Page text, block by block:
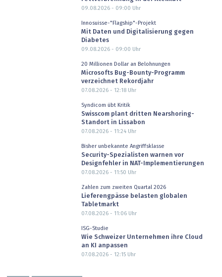
09.08.2026 - 09:00 Uhr
Innosuisse-"Flagship"-Projekt
Mit Daten und Digitalisierung gegen
Diabetes
09.08.2026 - 09:00 Uhr
20 Millionen Dollar an Belohnungen
Microsofts Bug-Bounty-Programm
verzeichnet Rekordjahr
07.08.2026 - 12:18Uhr
Syndicom übt Kritik
Swisscom plant dritten Nearshoring-
Standort in Lissabon
07.08.2026 - 11:24Uhr
Bisher unbekannte Angriffsklasse
Security-Spezialisten warnen vor
Designfehler in NAT-Implementierungen
07.08.2026 - 11:50 Uhr
Zahlen zum zweiten Quartal 2026
Lieferengpässe belasten globalen
Tabletmarkt
07.08.2026 - 11:06Uhr
ISG-Studie
Wie Schweizer Unternehmen ihre Cloud
an KI anpassen
07.08.2026 - 12:15Uhr